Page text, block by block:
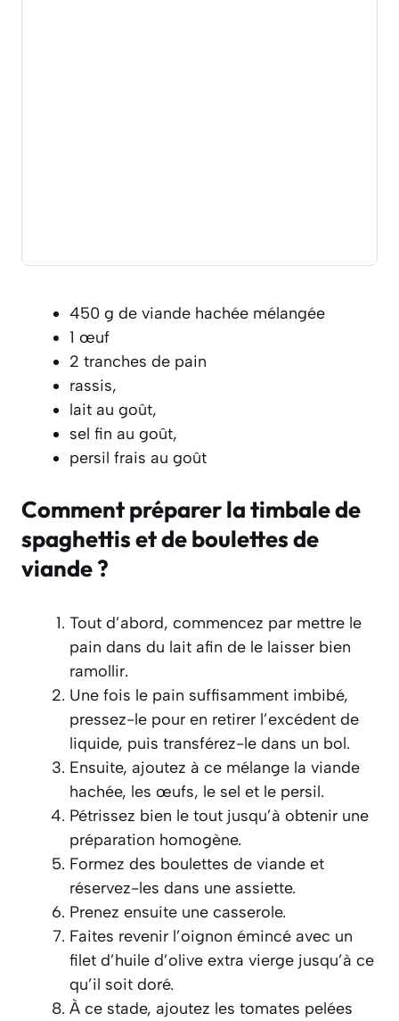
450 g de viande hachée mélangée
1 œuf
2 tranches de pain
rassis,
lait au goût,
sel fin au goût,
persil frais au goût
Comment préparer la timbale de
spaghettis et de boulettes de
viande ?
Tout d’abord, commencez par mettre le
pain dans du lait afin de le laisser bien
ramollir.
Une fois le pain suffisamment imbibé,
pressez-le pour en retirer l’excédent de
liquide, puis transférez-le dans un bol.
Ensuite, ajoutez à ce mélange la viande
hachée, les œufs, le sel et le persil.
Pétrissez bien le tout jusqu’à obtenir une
préparation homogène.
Formez des boulettes de viande et
réservez-les dans une assiette.
Prenez ensuite une casserole.
Faites revenir l’oignon émincé avec un
filet d’huile d’olive extra vierge jusqu’à ce
qu’il soit doré.
À ce stade, ajoutez les tomates pelées